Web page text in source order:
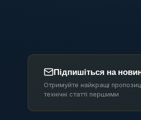
Підпишіться на
Отримуйте найкращі
технічні статті першими